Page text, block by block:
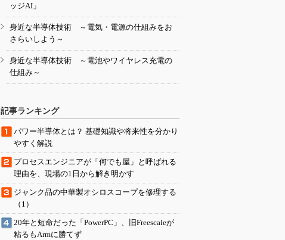
ッジAI」
身近な半導体技術 ～電気・電源の仕組みをお
さらいしよう～
身近な半導体技術 ～電池やワイヤレス充電の
仕組み～
記事ランキング
パワー半導体とは？ 基礎知識や将来性を分かり
やすく解説
プロセスエンジニアが「何でも屋」と呼ばれる
理由を、現場の1日から解き明かす
ジャンク品の中華製オシロスコープを修理する
（1）
20年と短命だった「PowerPC」、旧Freescaleが
粘るもArmに勝てず